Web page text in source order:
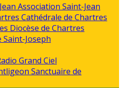
Association Saint-Jean
Cathédrale de Chartres
Diocèse de Chartres
Joseph
Grand Ciel
Sanctuaire de